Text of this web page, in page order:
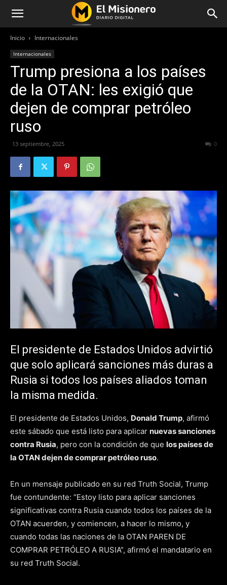
Inicio Internacionales
Internacionales
Trump presiona a los países
de la OTAN: les exigió que
dejen de comprar petróleo
ruso
13 septiembre, 2025 0
El presidente de Estados Unidos advirtió
que solo aplicará sanciones más duras a
Rusia si todos los países aliados toman
la misma medida.
El presidente de Estados Unidos, Donald Trump, afirmó
este sábado que está listo para aplicar nuevas sanciones
contra Rusia, pero con la condición de que los países de
la OTAN dejen de comprar petróleo ruso.
En un mensaje publicado en su red Truth Social, Trump
fue contundente: “Estoy listo para aplicar sanciones
significativas contra Rusia cuando todos los países de la
OTAN acuerden, y comiencen, a hacer lo mismo, y
cuando todas las naciones de la OTAN PAREN DE
COMPRAR PETRÓLEO A RUSIA”, afirmó el mandatario en
su red Truth Social.